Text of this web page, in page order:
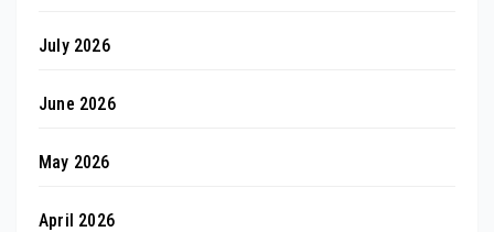
July 2026
June 2026
May 2026
April 2026